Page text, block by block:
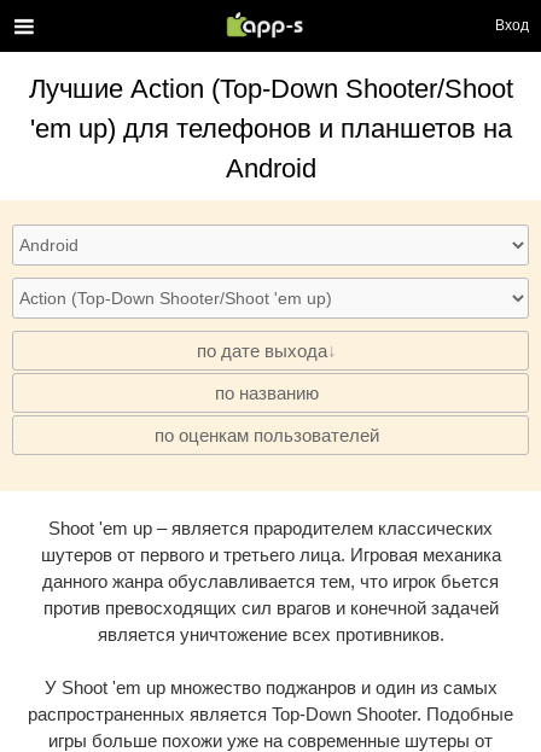
Вход
Лучшие Action (Top-Down Shooter/Shoot
'em up) для телефонов и планшетов на
Android
по дате выхода
· по названию
· по оценкам пользователей
Shoot 'em up – является прародителем классических
шутеров от первого и третьего лица. Игровая механика
данного жанра обуславливается тем, что игрок бьется
против превосходящих сил врагов и конечной задачей
является уничтожение всех противников.
У Shoot 'em up множество поджанров и один из самых
распространенных является Top-Down Shooter. Подобные
игры больше похожи уже на современные шутеры от